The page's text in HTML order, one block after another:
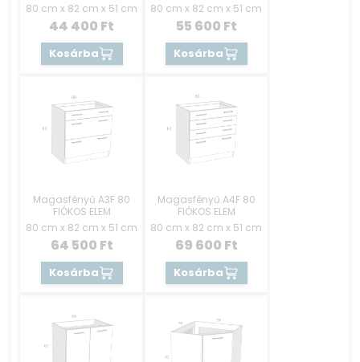
80 cm x 82 cm x 51 cm
44 400 Ft
Kosárba
80 cm x 82 cm x 51 cm
55 600 Ft
Kosárba
Magasfényű A3F 80
FIÓKOS ELEM
80 cm x 82 cm x 51 cm
64 500 Ft
Kosárba
Magasfényű A4F 80
FIÓKOS ELEM
80 cm x 82 cm x 51 cm
69 600 Ft
Kosárba